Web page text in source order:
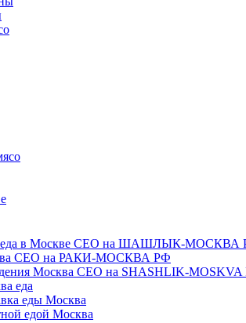
еда в Москве СЕО на ШАШЛЫК-МОСКВА
СЕО на РАКИ-МОСКВА РФ
Москва СЕО на SHASHLIK-MOSKVA
еда
еды Москва
едой Москва